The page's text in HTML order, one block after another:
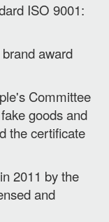
ISO 9001:
award
Committee
goods and
the certificate
2011 by the
and